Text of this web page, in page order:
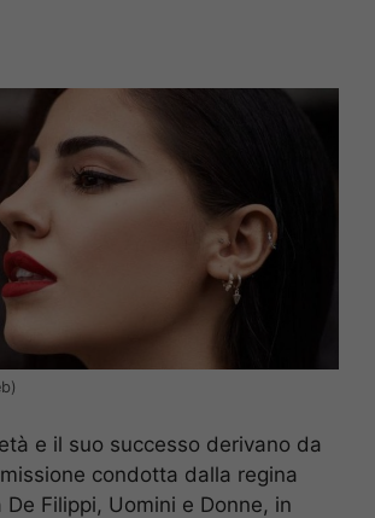
e il suo successo derivano da
condotta dalla regina
Filippi, Uomini e Donne, in